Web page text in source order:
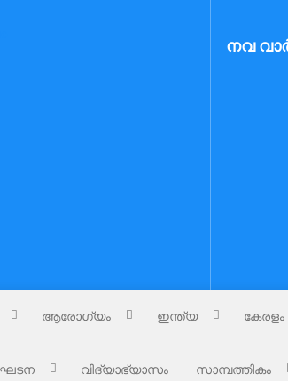
Naadu നവ
ആരോഗ്യം ഇന്ത്യ കേരളം
വിദ്യാഭ്യാസം സാമ്പത്തികം